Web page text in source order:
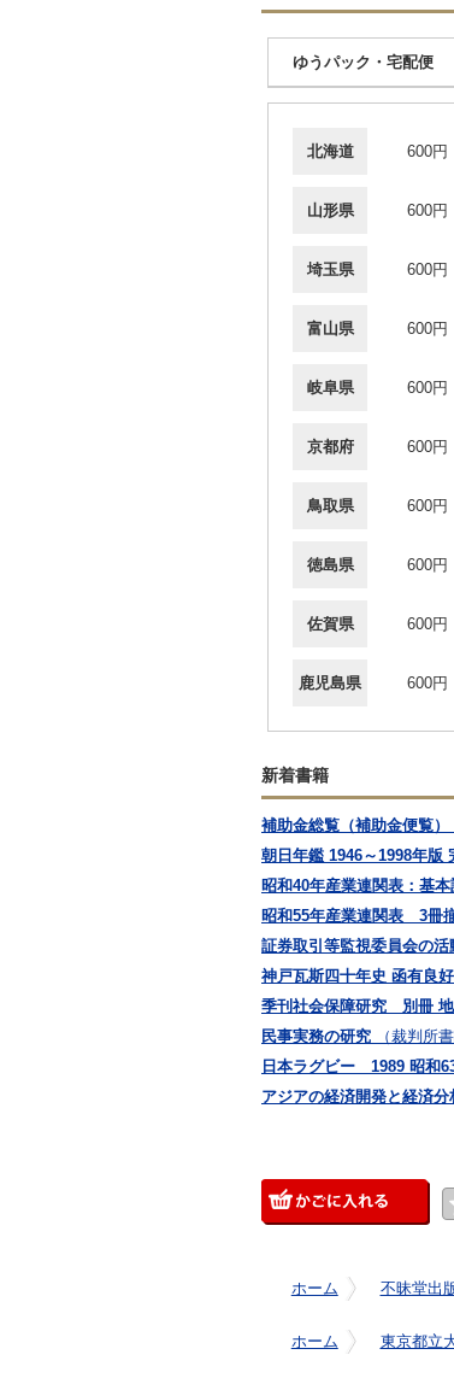
ゆうパック・宅配便
北海道 600円
山形県 600円
埼玉県 600円
富山県 600円
岐阜県 600円
京都府 600円
鳥取県 600円
徳島県 600円
佐賀県 600円
鹿児島県 600円
新着書籍
補助金総覧（補助金便覧
朝日年鑑 1946～1998年版
昭和40年産業連関表：基
昭和55年産業連関表 3冊
証券取引等監視委員会の
神戸瓦斯四十年史 函有良好
季刊社会保障研究 別冊
民事実務の研究
（裁判所
日本ラグビー 1989 昭和
アジアの経済開発と経済
ホーム 不昧堂出
ホーム 東京都立